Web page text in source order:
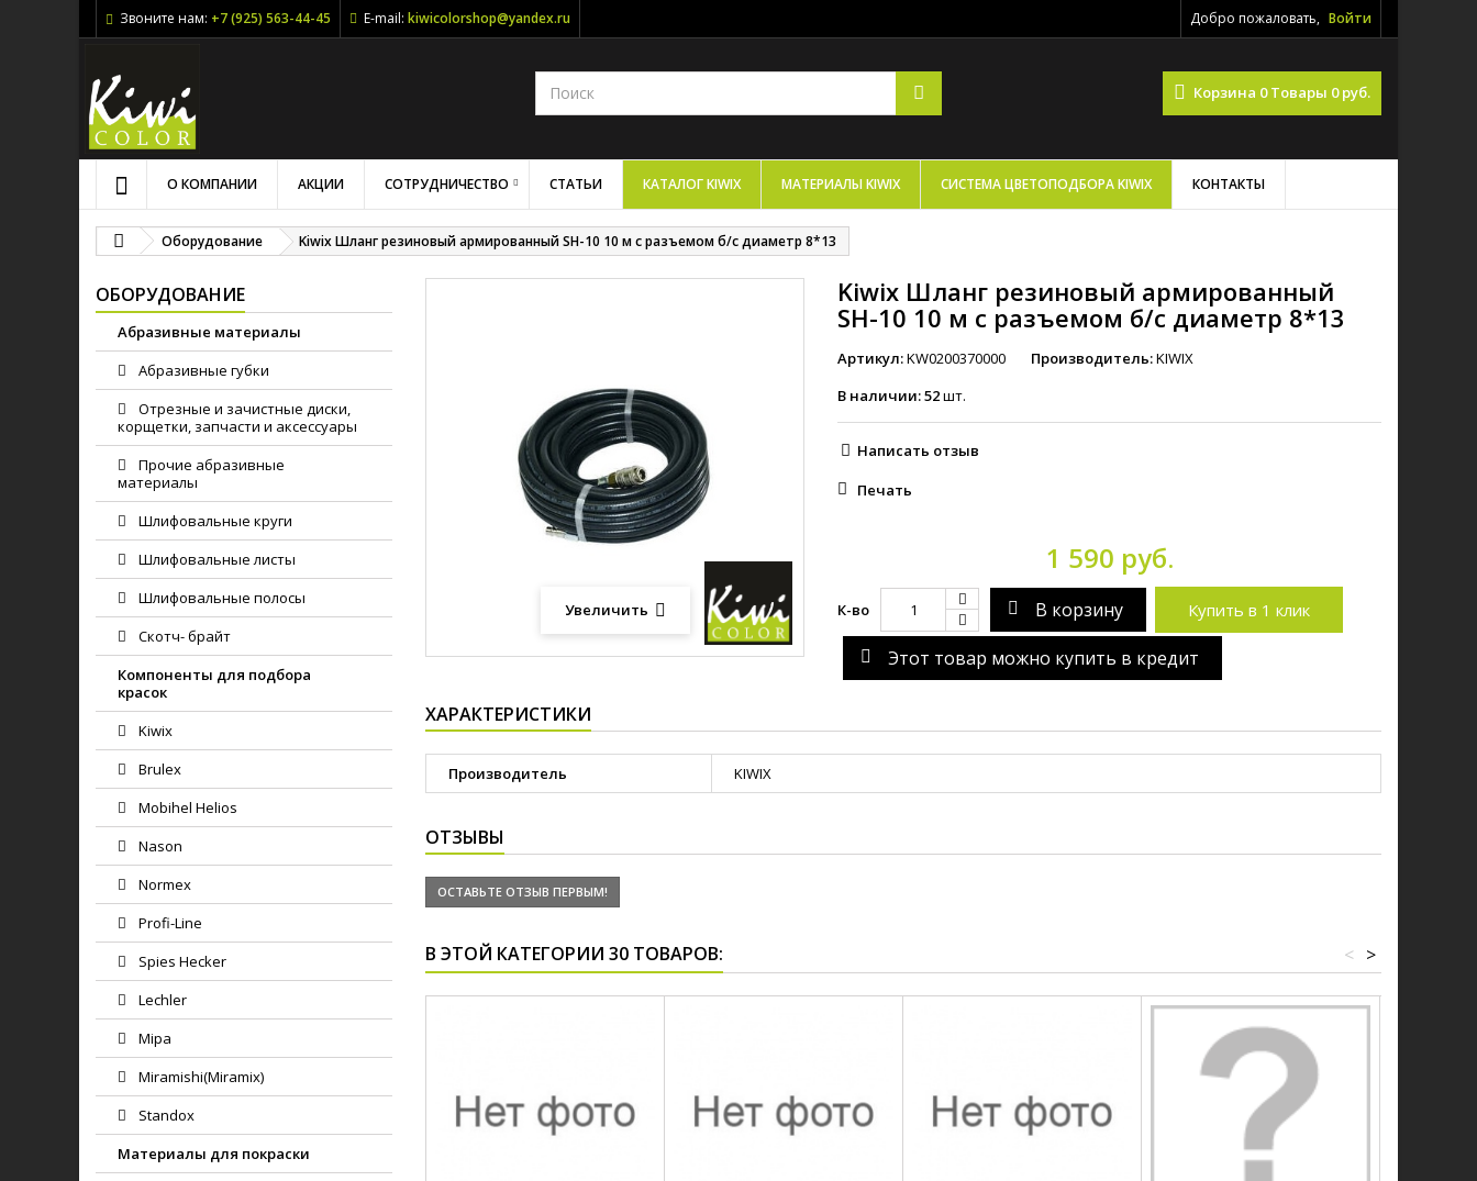
Добро пожаловать, Войти
Звоните нам: +7 (925) 563-44-45 E-mail: kiwicolorshop@yandex.ru
Корзина 0 Товары 0 руб.
О КОМПАНИИ АКЦИИ СОТРУДНИЧЕСТВО СТАТЬИ КАТАЛОГ KIWIX МАТЕРИАЛЫ KIWIX СИСТЕМА ЦВЕТОПОДБОРА KIWIX КОНТАКТЫ
Оборудование Kiwix Шланг резиновый армированный SH-10 10 м с разъемом б/с диаметр 8*13
ОБОРУДОВАНИЕ
Абразивные материалы
Абразивные губки
Отрезные и зачистные диски,
корщетки, запчасти и аксессуары
Прочие абразивные
материалы
Шлифовальные круги
Шлифовальные листы
Шлифовальные полосы
Скотч- брайт
Компоненты для подбора
красок
Kiwix
Brulex
Mobihel Helios
Nason
Normex
Profi-Line
Spies Hecker
Lechler
Mipa
Miramishi(Miramix)
Standox
Материалы для покраски
Увеличить
Kiwix Шланг резиновый армированный
SH-10 10 м с разъемом б/с диаметр 8*13
Артикул:KW0200370000 Производитель:KIWIX
В наличии:52шт.
Написать отзыв
Печать
1 590 руб.
К-во В корзину Купить в 1 клик
Этот товар можно купить в кредит
ХАРАКТЕРИСТИКИ
Производитель KIWIX
ОТЗЫВЫ
ОСТАВЬТЕ ОТЗЫВ ПЕРВЫМ!
В ЭТОЙ КАТЕГОРИИ 30 ТОВАРОВ: >
<